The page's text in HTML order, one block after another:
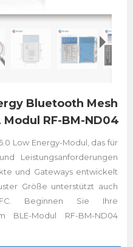
Bluetooth Mesh
Modul RF-BM-ND04
Low Energy-Modul, das für
Leistungsanforderungen
und Gateways entwickelt
Größe unterstützt auch
Beginnen Sie Ihre
BLE-Modul RF-BM-ND04